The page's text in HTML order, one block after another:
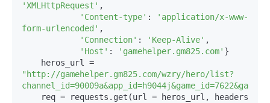
'XMLHttpRequest' ,
'Content-type' :
'application/x-www-
form-urlencoded' ,
'Connection' : 'Keep-Alive' ,
'Host' : 'gamehelper.gm825.com' }
"http://gamehelper.gm825.com/wzry/hero/list?